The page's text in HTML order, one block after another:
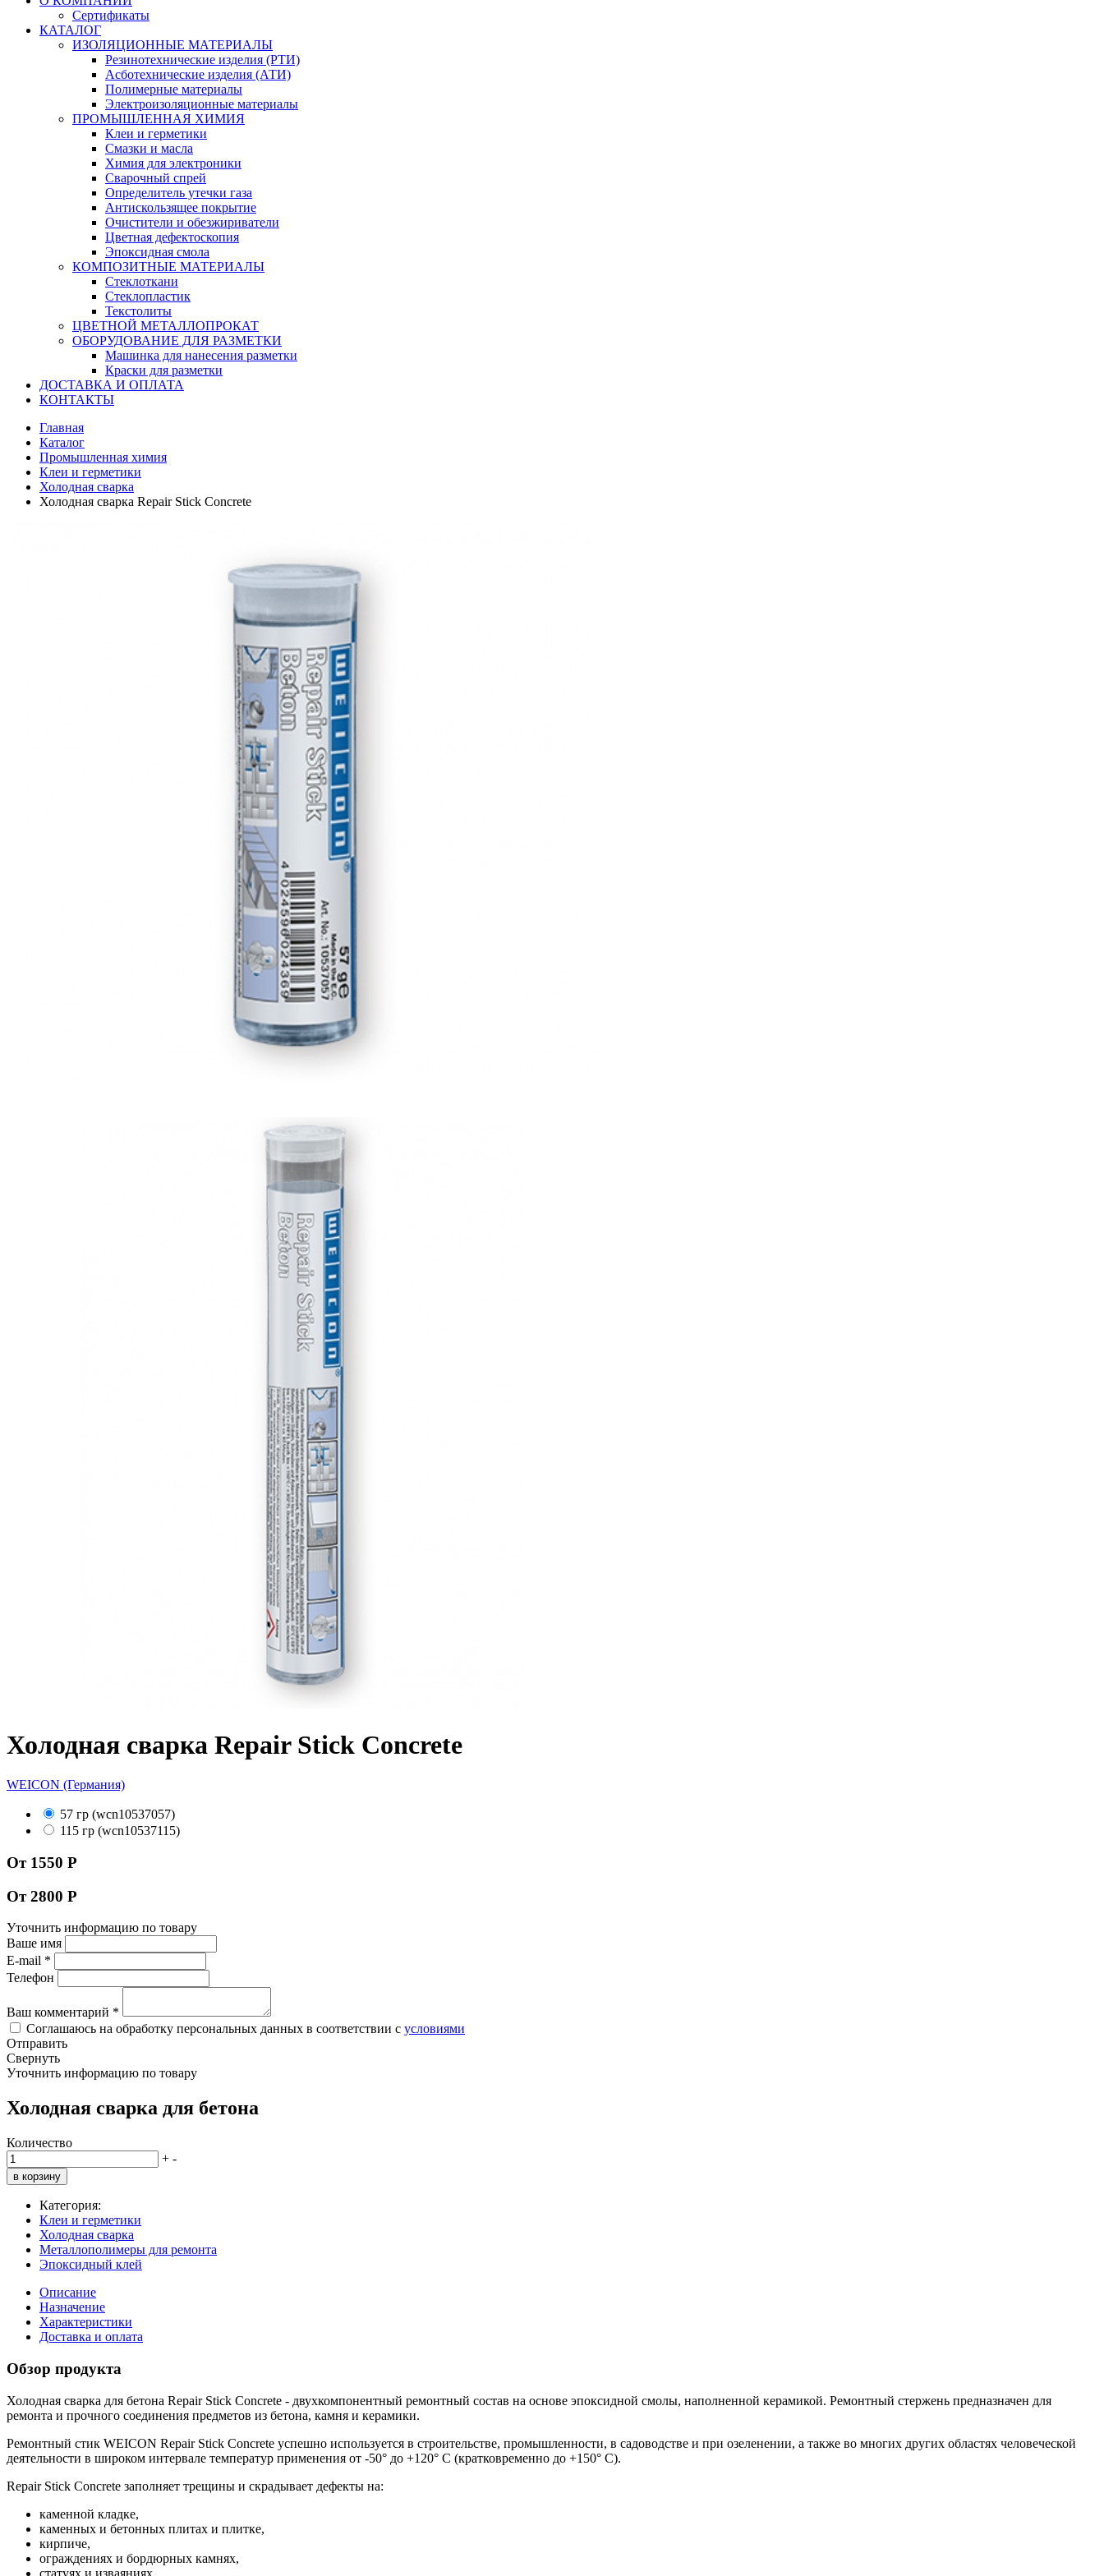
Сертификаты
КАТАЛОГ
ИЗОЛЯЦИОННЫЕ МАТЕРИАЛЫ
Резинотехнические изделия (РТИ)
Асботехнические изделия (АТИ)
Полимерные материалы
Электроизоляционные материалы
ПРОМЫШЛЕННАЯ ХИМИЯ
Клеи и герметики
Смазки и масла
Химия для электроники
Сварочный спрей
Определитель утечки газа
Антискользящее покрытие
Очистители и обезжириватели
Цветная дефектоскопия
Эпоксидная смола
КОМПОЗИТНЫЕ МАТЕРИАЛЫ
Стеклоткани
Стеклопластик
Текстолиты
ЦВЕТНОЙ МЕТАЛЛОПРОКАТ
ОБОРУДОВАНИЕ ДЛЯ РАЗМЕТКИ
Машинка для нанесения разметки
Краски для разметки
ДОСТАВКА И ОПЛАТА
КОНТАКТЫ
Главная
Каталог
Промышленная химия
Клеи и герметики
Холодная сварка
Холодная сварка Repair Stick Concrete
Холодная сварка Repair Stick Concrete
WEICON (Германия)
57 гр (wcn10537057)
115 гр (wcn10537115)
От 1550 Р
От 2800 Р
Уточнить информацию по товару
Ваше имя
E-mail *
Телефон
Ваш комментарий *
Соглашаюсь на обработку персональных данных в соответствии с условиями
Отправить
Свернуть
Уточнить информацию по товару
Холодная сварка для бетона
Количество
+ -
в корзину
Категория:
Клеи и герметики
Холодная сварка
Металлополимеры для ремонта
Эпоксидный клей
Описание
Назначение
Характеристики
Доставка и оплата
Обзор продукта
Холодная сварка для бетона Repair Stick Concrete - двухкомпонентный ремонтный состав на основе эпоксидной смолы, наполненной керамикой. Ремонтный стержень предназначен для
ремонта и прочного соединения предметов из бетона, камня и керамики.
Ремонтный стик WEICON Repair Stick Concrete успешно используется в строительстве, промышленности, в садоводстве и при озеленении, а также во многих других областях человеческой
деятельности в широком интервале температур применения от -50° до +120° C (кратковременно до +150° C).
Repair Stick Concrete заполняет трещины и скрадывает дефекты на:
каменной кладке,
каменных и бетонных плитах и плитке,
кирпиче,
ограждениях и бордюрных камнях,
статуях и изваяниях,